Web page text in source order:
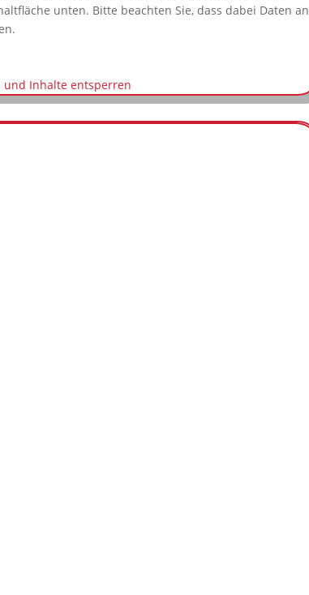
unten. Bitte beachten Sie, dass dabei Daten an
und Inhalte entsperren